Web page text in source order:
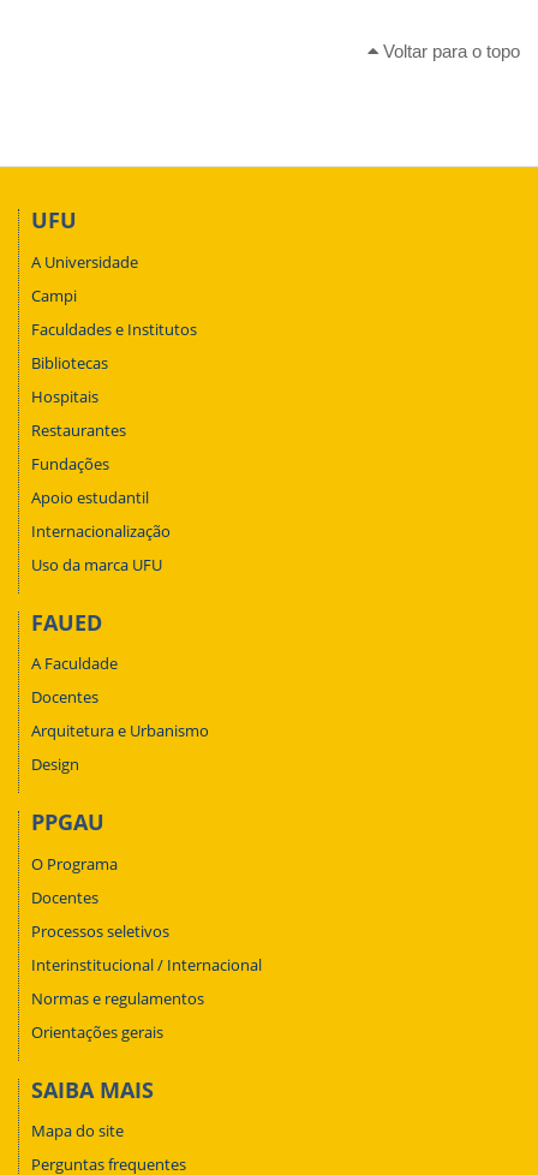
Voltar para o topo
UFU
A Universidade
Campi
Faculdades e Institutos
Bibliotecas
Hospitais
Restaurantes
Fundações
Apoio estudantil
Internacionalização
Uso da marca UFU
FAUED
A Faculdade
Docentes
Arquitetura e Urbanismo
Design
PPGAU
O Programa
Docentes
Processos seletivos
Interinstitucional / Internacional
Normas e regulamentos
Orientações gerais
SAIBA MAIS
Mapa do site
Perguntas frequentes